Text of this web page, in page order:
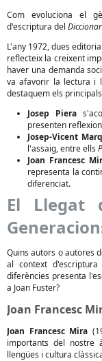
Com evoluciona el
d'escriptura del
L'any 1972, dues
reflecteix la creixent
haver una demanda
va afavorir la lectura i
destaquem els
Josep Piera
presenten
Josep-Vicent
l'assaig, entre ells
Joan Francesc
representa la
diferenciat.
El Llegat
Quins autors o autores
al context
diferències presenta
a Joan Fuster?
Joan Francesc
Joan Francesc Mira
importants del nostre
llengües i cultura